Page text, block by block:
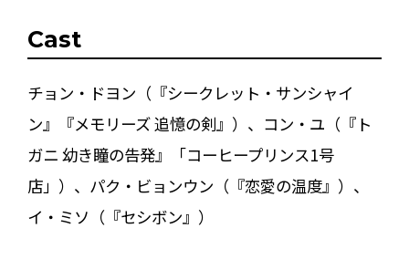
Cast
チョン・ドヨン（『シークレット・サンシャイ
ン』『メモリーズ 追憶の剣』）、コン・ユ（『ト
ガニ 幼き瞳の告発』「コーヒープリンス1号
店」）、パク・ビョンウン（『恋愛の温度』）、
イ・ミソ（『セシボン』）